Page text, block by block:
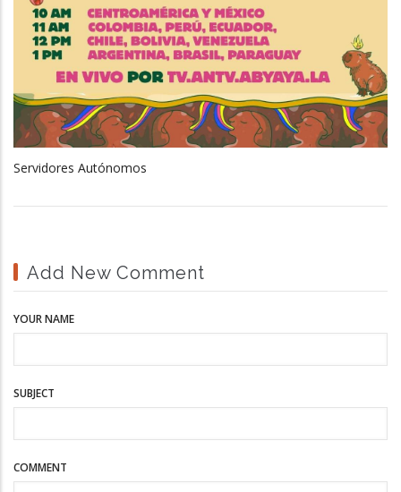
Servidores Autónomos
Add New Comment
YOUR NAME
SUBJECT
COMMENT